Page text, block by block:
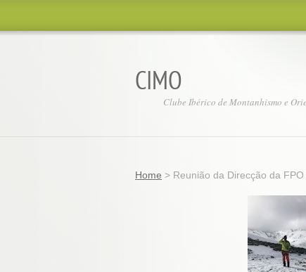
CIMO
Clube Ibérico de Montanhismo e
Home > Reunião da Direcção da